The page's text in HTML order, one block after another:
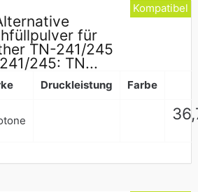
für
TN-241/245
245: TN...
Druckleistung Farbe
Kompatibel